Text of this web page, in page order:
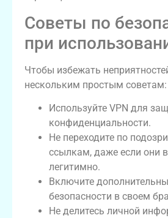
Советы по
при
Чтобы избежать
нескольким простым советам:
Используйте VPN для
конфиденциальности.
Не переходите по
ссылкам, даже если они
легитимно.
Включите
безопасности в своем
Не делитесь личной